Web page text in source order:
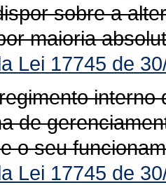
sobre a
maioria
Lei 17745 de
interno
de
o seu
Lei 17745 de